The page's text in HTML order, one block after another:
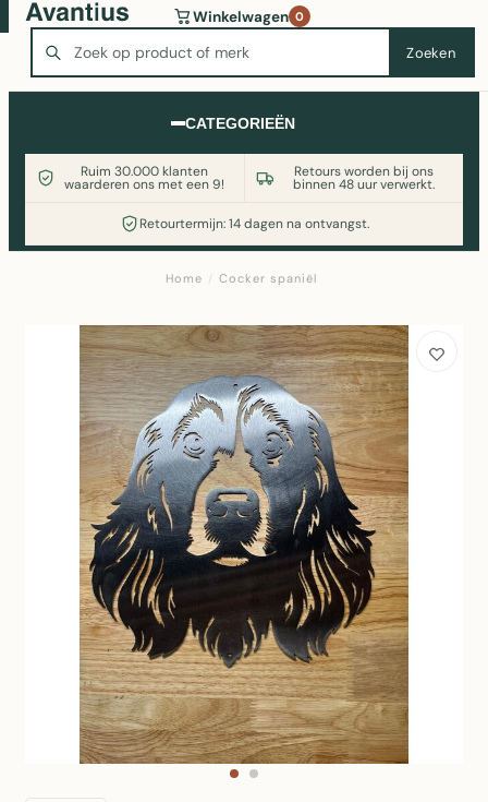
Zoeken
Winkelwagen 0
CATEGORIEËN
Ruim 30.000 klanten
waarderen ons met een 9!
Retours worden bij ons
binnen 48 uur verwerkt.
Retourtermijn: 14 dagen na ontvangst.
Wasmachine of koelkast nodig? Vergelijk alle prijzen op
Witgoedaanbod.nl
Home / Cocker spaniël